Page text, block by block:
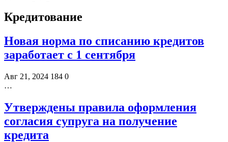
Кредитование
Новая норма по списанию кредитов
заработает с 1 сентября
Авг 21, 2024 184 0
…
Утверждены правила оформления
согласия супруга на получение
кредита